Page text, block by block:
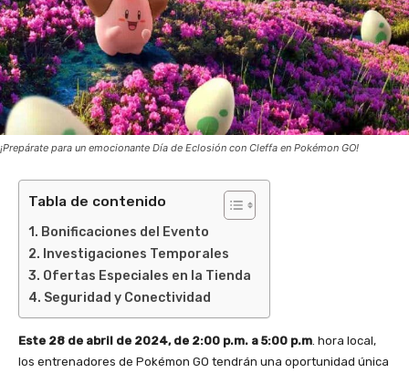
¡Prepárate para un emocionante Día de Eclosión con Cleffa en Pokémon GO!
Tabla de contenido
Bonificaciones del Evento
Investigaciones Temporales
Ofertas Especiales en la Tienda
Seguridad y Conectividad
Este 28 de abril de 2024, de 2:00 p.m. a 5:00 p.m. hora local,
los entrenadores de Pokémon GO tendrán una oportunidad única